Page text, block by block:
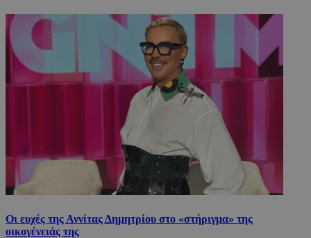
Οι ευχές της Αννίτας Δημητρίου στο «στήριγμα» της
οικογένειάς της